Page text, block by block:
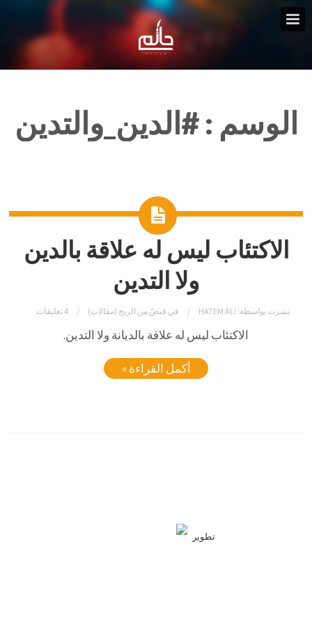
الوسم :#الدين_والتدين
الاكتئاب ليس له علاقة بالدين
ولا التدين
نشرت بواسطة: HATEM ALI في قبضٌ من الريح (مقالات) 4 تعليقات
الاكتئاب ليس له علاقة بالديانة ولا التدين.
أكمل القراءة »
تطوير